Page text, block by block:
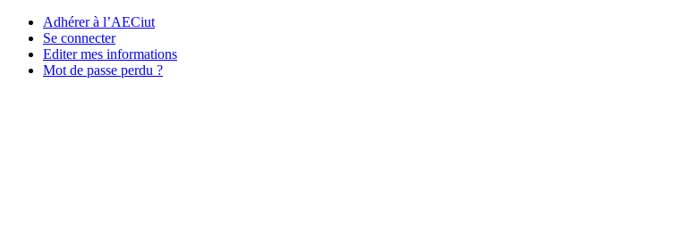
Adhérer à l’AECiut
Se connecter
Editer mes informations
Mot de passe perdu ?